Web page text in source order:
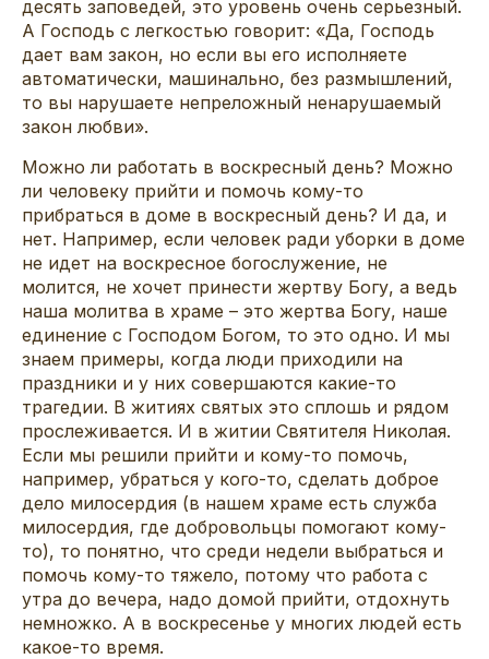
десять заповедей, это уровень очень серьезный.
А Господь с легкостью говорит: «Да, Господь
дает вам закон, но если вы его исполняете
автоматически, машинально, без размышлений,
то вы нарушаете непреложный ненарушаемый
закон любви».
Можно ли работать в воскресный день? Можно
ли человеку прийти и помочь кому-то
прибраться в доме в воскресный день? И да, и
нет. Например, если человек ради уборки в доме
не идет на воскресное богослужение, не
молится, не хочет принести жертву Богу, а ведь
наша молитва в храме – это жертва Богу, наше
единение с Господом Богом, то это одно. И мы
знаем примеры, когда люди приходили на
праздники и у них совершаются какие-то
трагедии. В житиях святых это сплошь и рядом
прослеживается. И в житии Святителя Николая.
Если мы решили прийти и кому-то помочь,
например, убраться у кого-то, сделать доброе
дело милосердия (в нашем храме есть служба
милосердия, где добровольцы помогают кому-
то), то понятно, что среди недели выбраться и
помочь кому-то тяжело, потому что работа с
утра до вечера, надо домой прийти, отдохнуть
немножко. А в воскресенье у многих людей есть
какое-то время.